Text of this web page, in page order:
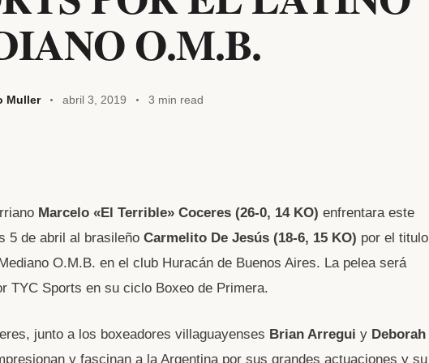
O.M.B.
Muller abril 3, 2019 3 min read
Marcelo «El Terrible» Coceres (26-0, 14 KO) enfrentara este
5 de abril al brasileño Carmelito De Jesús (18-6, 15 KO) por el titulo
O.M.B. en el club Huracán de Buenos Aires. La pelea será
TYC Sports en su ciclo Boxeo de Primera.
junto a los boxeadores villaguayenses Brian Arregui y Deborah
y fascinan a la Argentina por sus grandes actuaciones y su